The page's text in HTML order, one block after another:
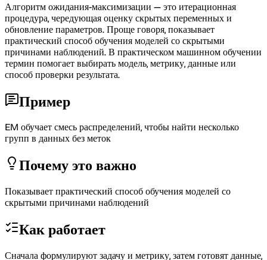
Алгоритм ожидания-максимизации — это итерационная
процедура, чередующая оценку скрытых переменных и
обновление параметров. Проще говоря, показывает
практический способ обучения моделей со скрытыми
причинами наблюдений. В практическом машинном обучении
термин помогает выбирать модель, метрику, данные или
способ проверки результата.
Пример
EM обучает смесь распределений, чтобы найти несколько
групп в данных без меток
Почему это важно
Показывает практический способ обучения моделей со
скрытыми причинами наблюдений
Как работает
Сначала формулируют задачу и метрику, затем готовят данные,